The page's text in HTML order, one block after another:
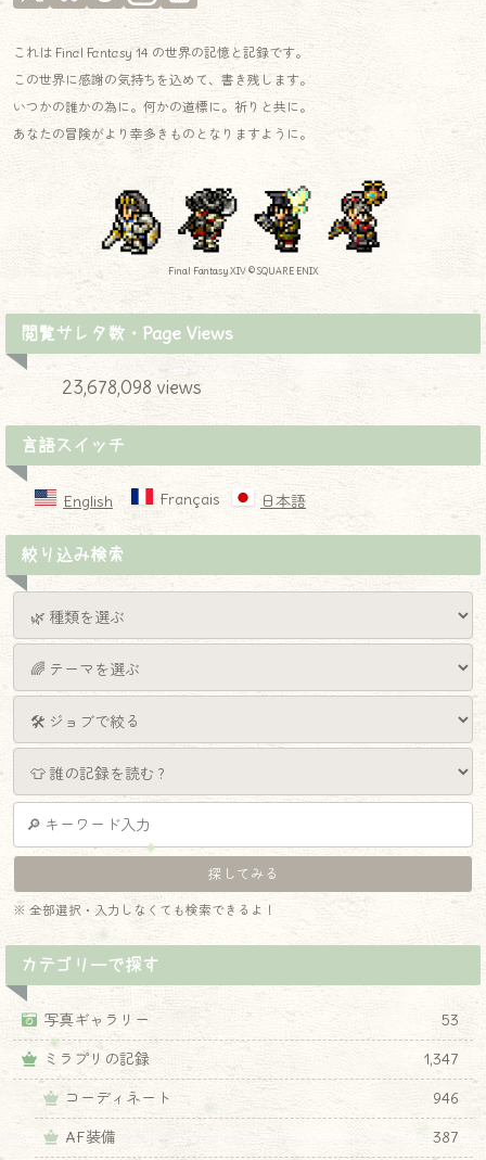
これは Final Fantasy 14 の世界の記憶と記録です。
この世界に感謝の気持ちを込めて、書き残します。
いつかの誰かの為に。何かの道標に。祈りと共に。
あなたの冒険がより幸多きものとなりますように。
Final Fantasy XIV © SQUARE ENIX
閲覧サレタ数・Page Views
23,678,098 views
言語スイッチ
English Français 日本語
絞り込み検索
※ 全部選択・入力しなくても検索できるよ！
カテゴリーで探す
写真ギャラリー
53
ミラプリの記録
1,347
コーディネート
946
AF装備
387